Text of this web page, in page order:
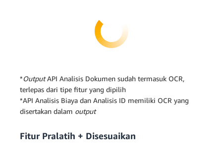
*OutputAPI Analisis Dokumen sudah termasuk OCR,
terlepas dari tipe fitur yang dipilih
*API Analisis Biaya dan Analisis ID memiliki OCR yang
disertakan dalam output
Fitur Pralatih + Disesuaikan